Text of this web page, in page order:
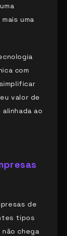
uma
com
valor de
ao
de
tipos
chega